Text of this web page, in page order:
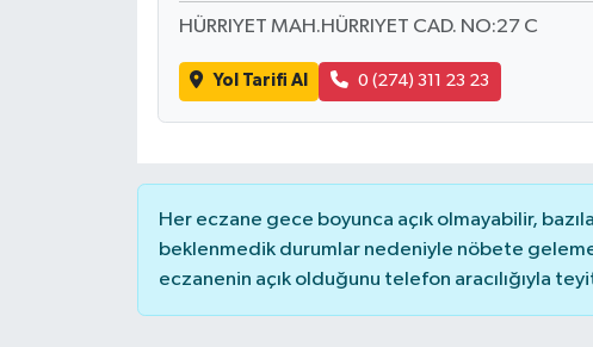
HÜRRIYET MAH.HÜRRIYET CAD. NO:27 C
Yol Tarifi Al 0 (274) 311 23 23
Her eczane gece boyunca açık olmayabilir,
beklenmedik durumlar nedeniyle nöbete
eczanenin açık olduğunu telefon aracılığıyla